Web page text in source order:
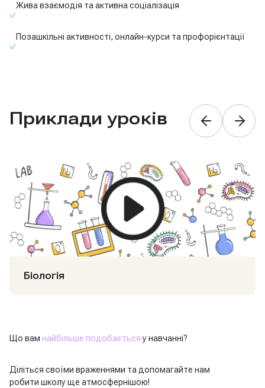
Жива взаємодія та активна соціалізація
Позашкільні активності, онлайн-курси та профорієнтації
Приклади уроків
Біологія
Що вам найбільше подобаєтьсяу навчанні?
Діліться своїми враженнями та допомагайте нам
робити школу ще атмосфернішою!